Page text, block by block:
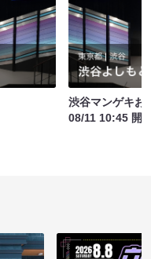
渋谷マンゲキ
08/11 10:45 開